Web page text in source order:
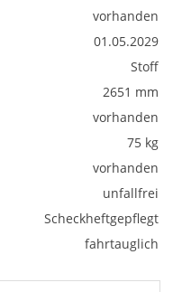
vorhanden
01.05.2029
Stoff
2651 mm
vorhanden
75 kg
vorhanden
unfallfrei
Scheckheftgepflegt
fahrtauglich